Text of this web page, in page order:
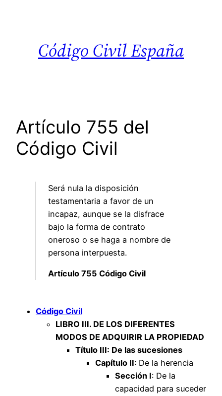
Código Civil España
Artículo 755 del
Código Civil
Será nula la disposición
testamentaria a favor de un
incapaz, aunque se la disfrace
bajo la forma de contrato
oneroso o se haga a nombre de
persona interpuesta.
Artículo 755 Código Civil
Código Civil
LIBRO III. DE LOS DIFERENTES
MODOS DE ADQUIRIR LA PROPIEDAD
Título III: De las sucesiones
Capítulo II: De la herencia
Sección I: De la
capacidad para suceder